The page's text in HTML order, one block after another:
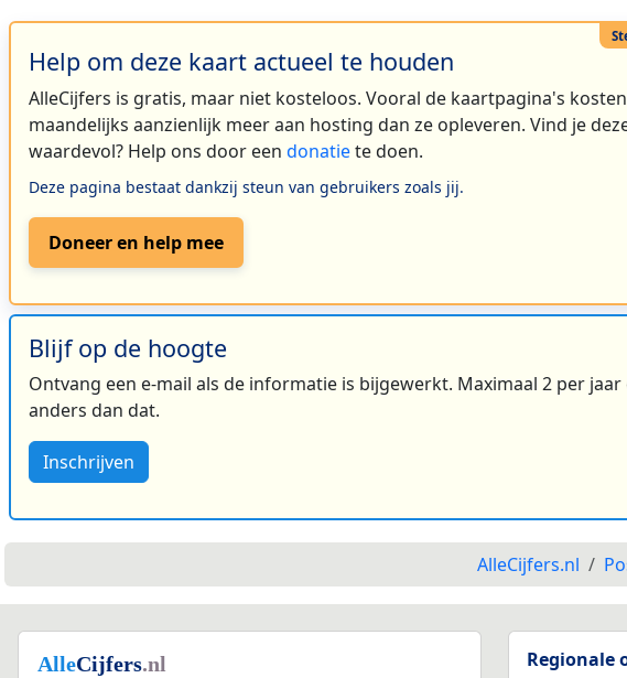
Help om deze kaart actueel te houden
AlleCijfers is gratis, maar niet kosteloos. Vooral de kaartpagina's kosten
maandelijks aanzienlijk meer aan hosting dan ze opleveren. Vind je
waardevol? Help ons door een donatiete doen.
Deze pagina bestaat dankzij steun van gebruikers zoals jij.
Doneer en help mee
Blijf op de hoogte
Ontvang een e-mail als de informatie is bijgewerkt. Maximaal 2 per jaar
anders dan dat.
Inschrijven
AlleCijfers.nl
Regionale